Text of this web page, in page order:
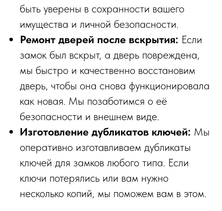
быть уверены в сохранности вашего
имущества и личной безопасности.
Ремонт дверей после вскрытия: Если
замок был вскрыт, а дверь повреждена,
мы быстро и качественно восстановим
дверь, чтобы она снова функционировала
как новая. Мы позаботимся о её
безопасности и внешнем виде.
Изготовление дубликатов ключей: Мы
оперативно изготавливаем дубликаты
ключей для замков любого типа. Если
ключи потерялись или вам нужно
несколько копий, мы поможем вам в этом.